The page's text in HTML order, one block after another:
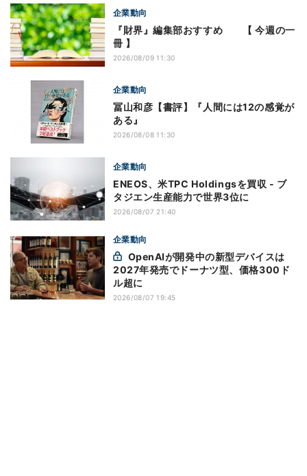
企業動向
『財界』編集部おすすめ 【 今週の一
冊 】
2026/08/09 11:30
企業動向
冨山和彦【書評】『人間には12の感覚が
ある』
2026/08/08 11:30
企業動向
ENEOS、米TPC Holdingsを買収 - ブ
タジエン生産能力で世界3位に
2026/08/07 21:40
企業動向
2027年発売でドーナツ型、価格300ド
ル超に
2026/08/07 19:45